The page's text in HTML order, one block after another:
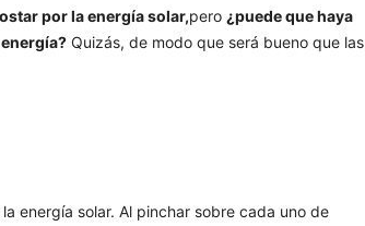
por la energía solar,pero ¿puede que haya
Quizás, de modo que será bueno que las
energía solar. Al pinchar sobre cada uno de